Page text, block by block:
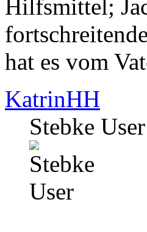
Hilfsmittel;
hat es vom
KatrinHH
Stebke User